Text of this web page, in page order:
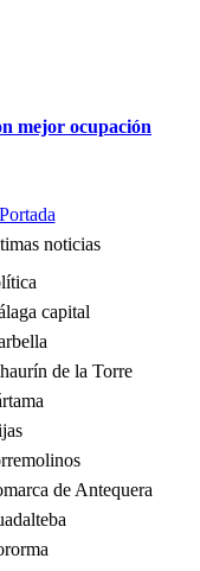
mejor ocupación
noticias
capital
de la Torre
de Antequera